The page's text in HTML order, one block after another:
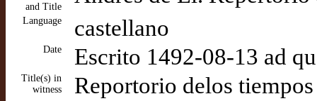
and Title
Language castellano
Date Escrito 1492-08-13 ad
Title(s) in
witness
Reportorio delos